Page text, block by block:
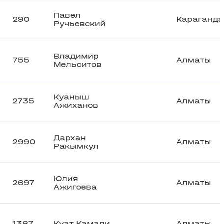
290
Павел
Ручьевский
755
Владимир
Мельситов
Алматы
2735
Куаныш
Ажиханов
Алматы
2990
Дархан
Ракымкул
Алматы
2697
Юлия
Ажигоева
Алматы